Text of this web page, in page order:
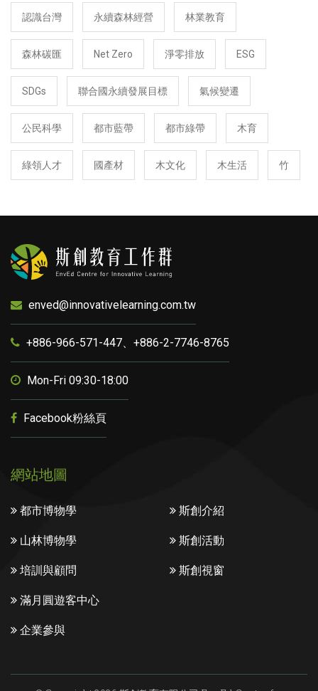
認識台灣 永續森林經營 林業教育
森林碳匯 Net Zero 淨零排放 ESG
SDGs 聯合國永續發展目標 氣候變遷
公民科學 都市藍帶 都市綠帶 木育
綠領人才 國產材 木文化 木生活 竹
enved@innovativelearning.com.tw
+886-966-571-447、+886-2-7746-8765
Mon-Fri 09:30-18:00
Facebook粉絲頁
網站地圖
都市博物學
山林博物學
培訓與顧問
滿月圓遊客中心
企業參與
斯創介紹
斯創活動
斯創視窗